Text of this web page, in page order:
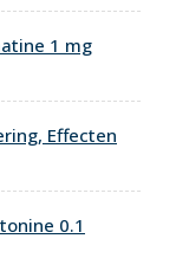
1 mg
Effecten
0.1